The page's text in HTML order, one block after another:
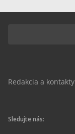
Redakcia a kontakty
Sledujte nás: